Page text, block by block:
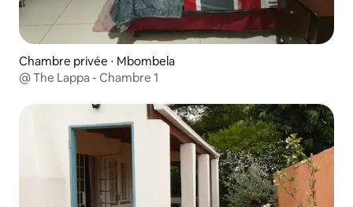
Chambre privée ⋅ Mbombela
@ The Lappa - Chambre 1